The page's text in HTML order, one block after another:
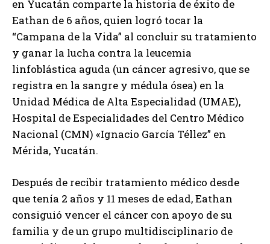
en Yucatán comparte la historia de éxito de
Eathan de 6 años, quien logró tocar la
“Campana de la Vida” al concluir su tratamiento
y ganar la lucha contra la leucemia
linfoblástica aguda (un cáncer agresivo, que se
registra en la sangre y médula ósea) en la
Unidad Médica de Alta Especialidad (UMAE),
Hospital de Especialidades del Centro Médico
Nacional (CMN) «Ignacio García Téllez” en
Mérida, Yucatán.
Después de recibir tratamiento médico desde
que tenía 2 años y 11 meses de edad, Eathan
consiguió vencer el cáncer con apoyo de su
familia y de un grupo multidisciplinario de